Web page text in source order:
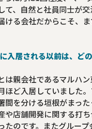
て、自然と社員同士が
ける会社だからこそ、
に入居される以前は、
は親会社であるマルハ
ほど入居していました
間を分ける垣根がまっ
や店舗開発に関する打
たのです。またグルー